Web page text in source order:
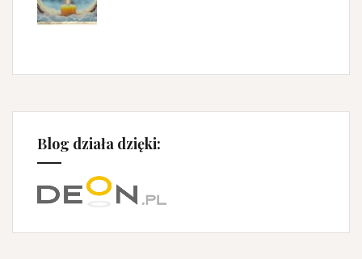
Blog działa dzięki: